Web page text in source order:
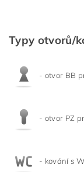
Typy otvorů/
- otvor BB
- otvor PZ
- kování s